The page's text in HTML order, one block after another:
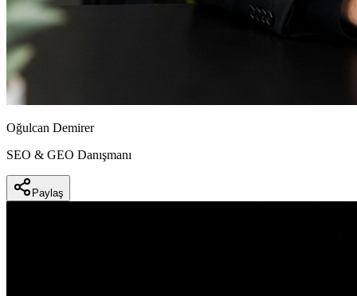
Oğulcan Demirer
SEO & GEO Danışmanı
Paylaş